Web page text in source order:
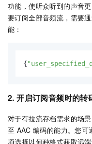
功能，使听众听到的声音
要订阅全部音频流，需要
能：
{
2. 开启订阅音频时的转
对于有拉流存档需求的场
至 AAC 编码的能力。您可
项选择以何种格式获取远